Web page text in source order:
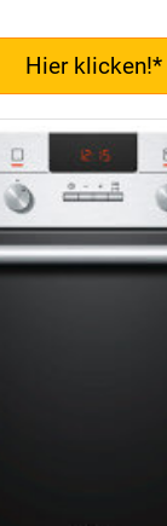
Hier klicken!*